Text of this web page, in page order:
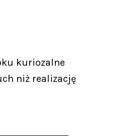
kuriozalne
niż realizację